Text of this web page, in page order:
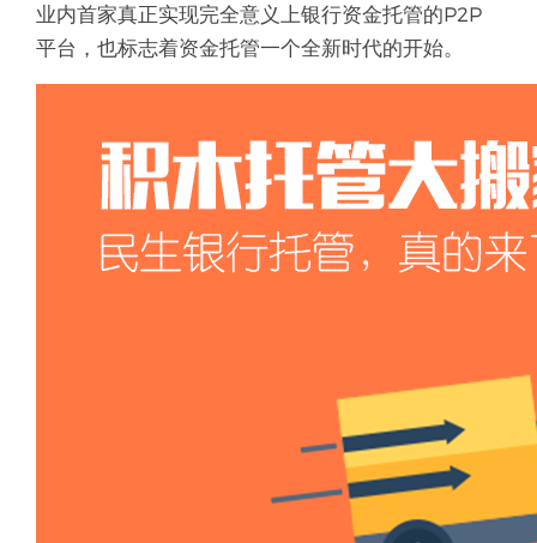
业内首家真正实现完全意义上银行资金托管的P2P
平台，也标志着资金托管一个全新时代的开始。